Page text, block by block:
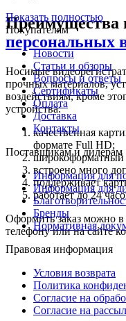
Преимущества
персональных
Носимые
прочных материалов,
воздействиям, кроме
устройства:
качественная
формате Full HD;
широкоформатный
встроено много
поддерживает
работает до 24
Оформить заказ можно в
телефону или на сайте
Показать полностью
Покупателям
Новости
Статьи и обзоры
Вопросы и ответы
Сертификаты
Оплата
Доставка
Контакты
Поставщикам и дилерам
Информация для
Информация для
Бренды
Нормативная
Правовая информация
Условия возврата
Политика
Согласие на
Согласие на